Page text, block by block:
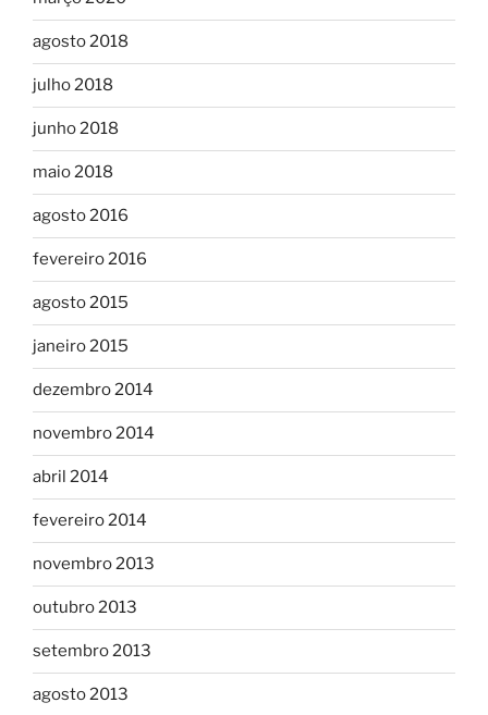
agosto 2018
julho 2018
junho 2018
maio 2018
agosto 2016
fevereiro 2016
agosto 2015
janeiro 2015
dezembro 2014
novembro 2014
abril 2014
fevereiro 2014
novembro 2013
outubro 2013
setembro 2013
agosto 2013